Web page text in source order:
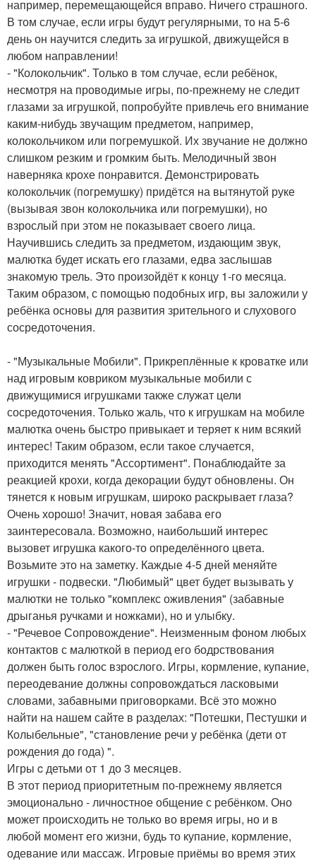
например, перемещающейся вправо. Ничего страшного.
В том случае, если игры будут регулярными, то на 5-6
день он научится следить за игрушкой, движущейся в
любом направлении!
- "Колокольчик". Только в том случае, если ребёнок,
несмотря на проводимые игры, по-прежнему не следит
глазами за игрушкой, попробуйте привлечь его внимание
каким-нибудь звучащим предметом, например,
колокольчиком или погремушкой. Их звучание не должно
слишком резким и громким быть. Мелодичный звон
наверняка крохе понравится. Демонстрировать
колокольчик (погремушку) придётся на вытянутой руке
(вызывая звон колокольчика или погремушки), но
взрослый при этом не показывает своего лица.
Научившись следить за предметом, издающим звук,
малютка будет искать его глазами, едва заслышав
знакомую трель. Это произойдёт к концу 1-го месяца.
Таким образом, с помощью подобных игр, вы заложили у
ребёнка основы для развития зрительного и слухового
сосредоточения.
- "Музыкальные Мобили". Прикреплённые к кроватке или
над игровым ковриком музыкальные мобили с
движущимися игрушками также служат цели
сосредоточения. Только жаль, что к игрушкам на мобиле
малютка очень быстро привыкает и теряет к ним всякий
интерес! Таким образом, если такое случается,
приходится менять "Ассортимент". Понаблюдайте за
реакцией крохи, когда декорации будут обновлены. Он
тянется к новым игрушкам, широко раскрывает глаза?
Очень хорошо! Значит, новая забава его
заинтересовала. Возможно, наибольший интерес
вызовет игрушка какого-то определённого цвета.
Возьмите это на заметку. Каждые 4-5 дней меняйте
игрушки - подвески. "Любимый" цвет будет вызывать у
малютки не только "комплекс оживления" (забавные
дрыганья ручками и ножками), но и улыбку.
- "Речевое Сопровождение". Неизменным фоном любых
контактов с малюткой в период его бодрствования
должен быть голос взрослого. Игры, кормление, купание,
переодевание должны сопровождаться ласковыми
словами, забавными приговорками. Всё это можно
найти на нашем сайте в разделах: "Потешки, Пестушки и
Колыбельные", "становление речи у ребёнка (дети от
рождения до года) ".
Игры c детьми от 1 до 3 месяцев.
В этот период приоритетным по-прежнему является
эмоционально - личностное общение с ребёнком. Оно
может происходить не только во время игры, но и в
любой момент его жизни, будь то купание, кормление,
одевание или массаж. Игровые приёмы во время этих